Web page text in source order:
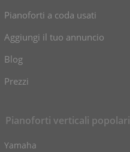
Pianoforti a coda usati
Aggiungi il tuo annuncio
Blog
Prezzi
Pianoforti verticali popolari
Yamaha